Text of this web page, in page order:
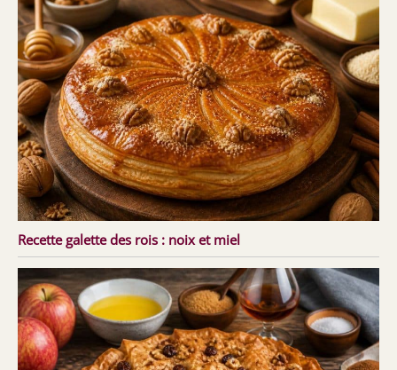
Recette galette des rois : noix et miel